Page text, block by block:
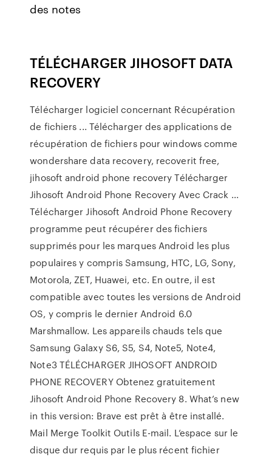
des notes
TÉLÉCHARGER JIHOSOFT DATA
RECOVERY
Télécharger logiciel concernant Récupération
de fichiers ... Télécharger des applications de
récupération de fichiers pour windows comme
wondershare data recovery, recoverit free,
jihosoft android phone recovery Télécharger
Jihosoft Android Phone Recovery Avec Crack ...
Télécharger Jihosoft Android Phone Recovery
programme peut récupérer des fichiers
supprimés pour les marques Android les plus
populaires y compris Samsung, HTC, LG, Sony,
Motorola, ZET, Huawei, etc. En outre, il est
compatible avec toutes les versions de Android
OS, y compris le dernier Android 6.0
Marshmallow. Les appareils chauds tels que
Samsung Galaxy S6, S5, S4, Note5, Note4,
Note3 TÉLÉCHARGER JIHOSOFT ANDROID
PHONE RECOVERY Obtenez gratuitement
Jihosoft Android Phone Recovery 8. What’s new
in this version: Brave est prêt à être installé.
Mail Merge Toolkit Outils E-mail. L’espace sur le
disque dur requis par le plus récent fichier